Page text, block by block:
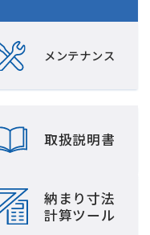
メンテナンス
取扱説明書
納まり寸法
計算ツール